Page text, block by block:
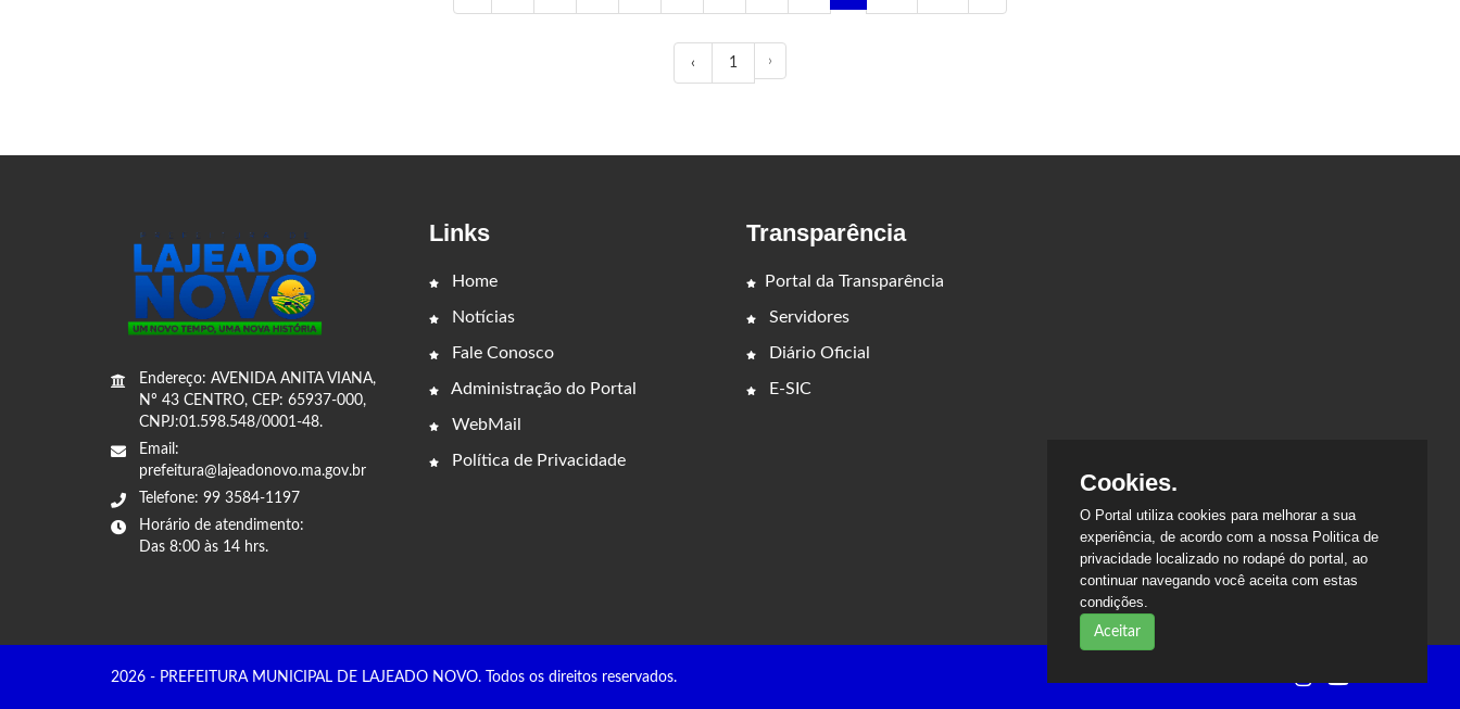
‹ 1 ›
Endereço: AVENIDA ANITA VIANA,
Nº 43 CENTRO, CEP: 65937-000,
CNPJ:01.598.548/0001-48.
Email:
prefeitura@lajeadonovo.ma.gov.br
Telefone: 99 3584-1197
Horário de atendimento:
Das 8:00 às 14 hrs.
Links
Home
Notícias
Fale Conosco
Administração do Portal
WebMail
Política de Privacidade
Transparência
Portal da Transparência
Servidores
Diário Oficial
E-SIC
Cookies.
O Portal utiliza cookies para melhorar a sua
experiência, de acordo com a nossa Politica de
privacidade localizado no rodapé do portal, ao
continuar navegando você aceita com estas
condições.
Aceitar
2026 - PREFEITURA MUNICIPAL DE LAJEADO NOVO. Todos os direitos reservados.